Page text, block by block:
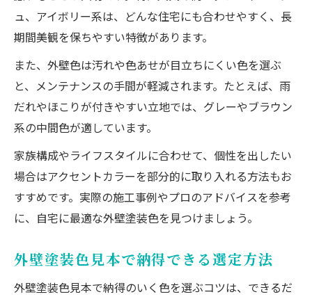
ュ、アイボリー系は、どんな住宅にも合わせやすく、長
期間美観を保ちやすい特徴があります。
また、外壁色は汚れや色あせが目立ちにくい色を選ぶ
と、メンテナンスの手間が軽減されます。たとえば、雨
だれやほこりが付きやすい立地では、グレーやブラウン
系の中間色が適しています。
家族構成やライフスタイルに合わせて、個性を出したい
場合はアクセントカラーを部分的に取り入れる方法もお
すすめです。実際の施工事例やプロのアドバイスを参考
に、自宅に最適な外壁塗装色を見つけましょう。
外壁塗装色見本で納得できる選定方法
外壁塗装色見本で納得のいく色を選ぶコツは、できるだ